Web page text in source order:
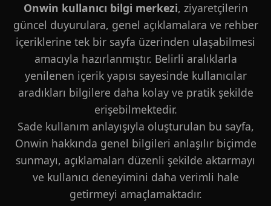
Onwin kullanıcı bilgi merkezi, ziyaretçilerin
güncel duyurulara, genel açıklamalara ve rehber
içeriklerine tek bir sayfa üzerinden ulaşabilmesi
amacıyla hazırlanmıştır. Belirli aralıklarla
yenilenen içerik yapısı sayesinde kullanıcılar
aradıkları bilgilere daha kolay ve pratik şekilde
erişebilmektedir.
Sade kullanım anlayışıyla oluşturulan bu sayfa,
Onwin hakkında genel bilgileri anlaşılır biçimde
sunmayı, açıklamaları düzenli şekilde aktarmayı
ve kullanıcı deneyimini daha verimli hale
getirmeyi amaçlamaktadır.